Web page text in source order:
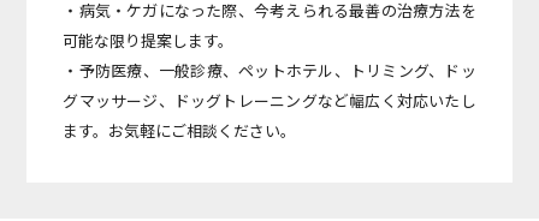
・病気・ケガになった際、今考えられる最善の治療方法を
可能な限り提案します。
・予防医療、一般診療、ペットホテル、トリミング、ドッ
グマッサージ、
ドッグトレーニングなど幅広く対応いたし
ます。お気軽にご相談ください。